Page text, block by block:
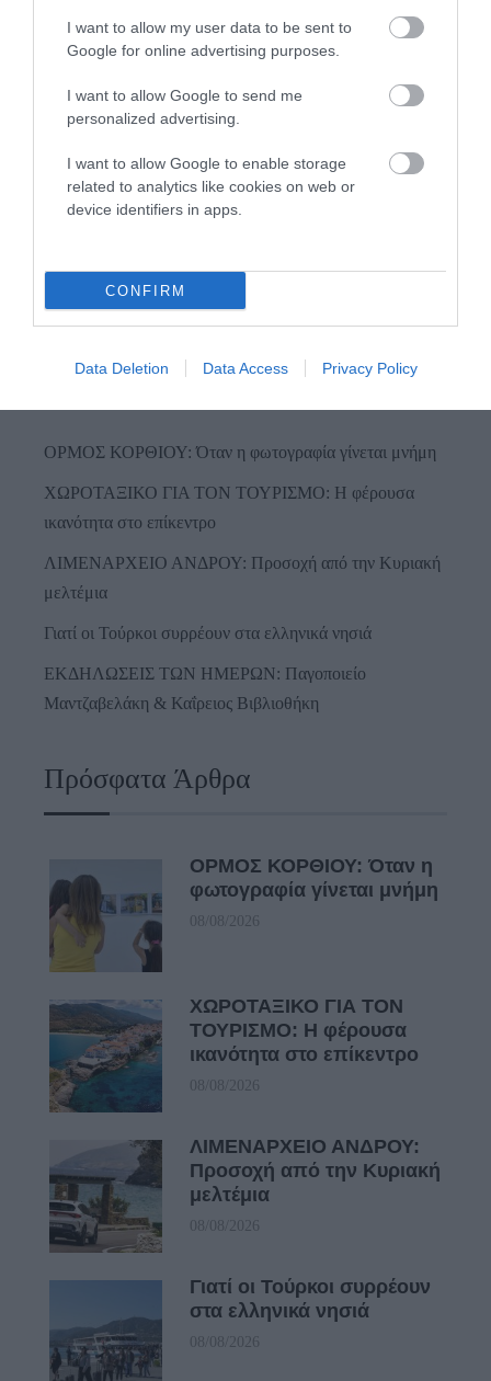
I want to allow my user data to be sent to
Google for online advertising purposes.
I want to allow Google to send me
personalized advertising.
I want to allow Google to enable storage
related to analytics like cookies on web or
device identifiers in apps.
CONFIRM
Data Deletion Data Access Privacy Policy
Προτεινόμενα άρθρα
ΟΡΜΟΣ ΚΟΡΘΙΟΥ: Όταν η φωτογραφία γίνεται μνήμη
ΧΩΡΟΤΑΞΙΚΟ ΓΙΑ ΤΟΝ ΤΟΥΡΙΣΜΟ: Η φέρουσα
ικανότητα στο επίκεντρο
ΛΙΜΕΝΑΡΧΕΙΟ ΑΝΔΡΟΥ: Προσοχή από την Κυριακή
μελτέμια
Γιατί οι Τούρκοι συρρέουν στα ελληνικά νησιά
ΕΚΔΗΛΩΣΕΙΣ ΤΩΝ ΗΜΕΡΩΝ: Παγοποιείο
Μαντζαβελάκη & Καΐρειος Βιβλιοθήκη
Πρόσφατα Άρθρα
ΟΡΜΟΣ ΚΟΡΘΙΟΥ: Όταν η
φωτογραφία γίνεται μνήμη
08/08/2026
ΧΩΡΟΤΑΞΙΚΟ ΓΙΑ ΤΟΝ
ΤΟΥΡΙΣΜΟ: Η φέρουσα
ικανότητα στο επίκεντρο
08/08/2026
ΛΙΜΕΝΑΡΧΕΙΟ ΑΝΔΡΟΥ:
Προσοχή από την Κυριακή
μελτέμια
08/08/2026
Γιατί οι Τούρκοι συρρέουν
στα ελληνικά νησιά
08/08/2026